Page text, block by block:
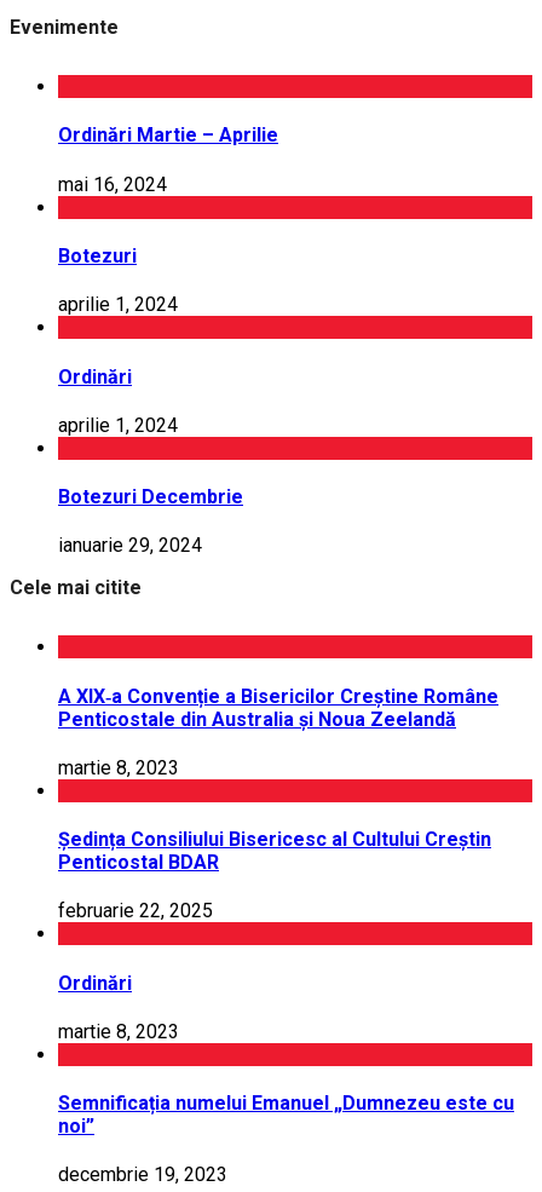
Evenimente
Ordinări Martie – Aprilie
mai 16, 2024
Botezuri
aprilie 1, 2024
Ordinări
aprilie 1, 2024
Botezuri Decembrie
ianuarie 29, 2024
Cele mai citite
A XIX‑a Convenție a Bisericilor Creștine Române
Penticostale din Australia și Noua Zeelandă
martie 8, 2023
Ședința Consiliului Bisericesc al Cultului Creștin
Penticostal BDAR
februarie 22, 2025
Ordinări
martie 8, 2023
Semnificația numelui Emanuel „Dumnezeu este cu
noi”
decembrie 19, 2023